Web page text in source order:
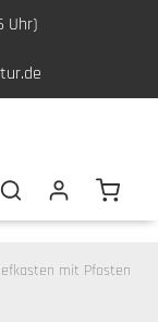
Uhr)
mit Pfosten